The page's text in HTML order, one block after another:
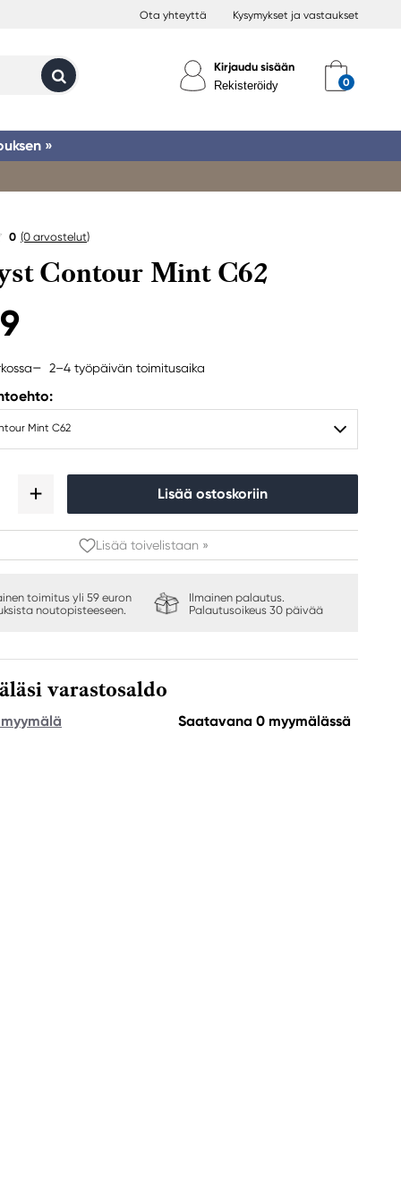
Ota yhteyttä Kysymykset ja vastaukset
Kirjaudu sisään
Rekisteröidy
»
0 (0 arvostelut)
Contour Mint C62
2–4 työpäivän toimitusaika
Mint C62
Lisää ostoskoriin
Lisää toivelistaan »
toimitus yli 59 euron
noutopisteeseen.
Ilmainen palautus.
Palautusoikeus 30 päivää
varastosaldo
Saatavana 0 myymälässä